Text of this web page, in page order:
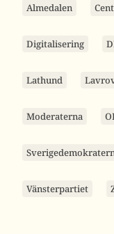
Almedalen
Digitalisering
Lathund
Moderaterna
Vänsterpartiet